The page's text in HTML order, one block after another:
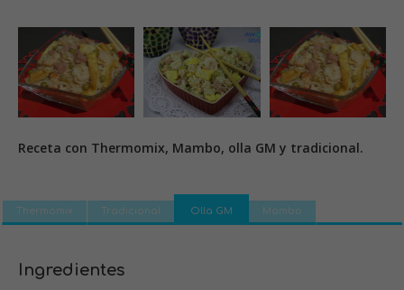
Receta con Thermomix, Mambo, olla GM y tradicional.
Thermomix Tradicional Olla GM Mambo
Ingredientes